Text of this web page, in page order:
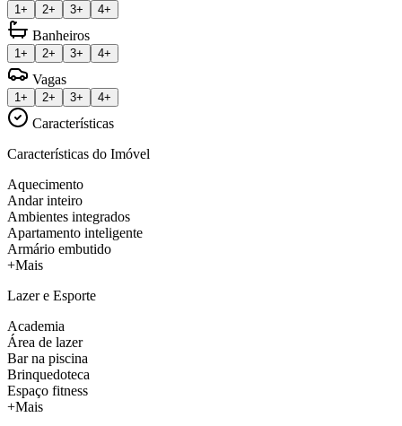
1+ 2+ 3+ 4+
Banheiros
1+ 2+ 3+ 4+
Vagas
1+ 2+ 3+ 4+
Características
Características do Imóvel
Aquecimento
Andar inteiro
Ambientes integrados
Apartamento inteligente
Armário embutido
+Mais
Lazer e Esporte
Academia
Área de lazer
Bar na piscina
Brinquedoteca
Espaço fitness
+Mais